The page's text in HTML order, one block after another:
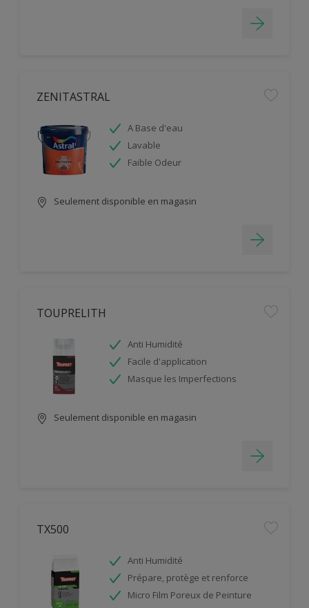
ZENITASTRAL
A Base d'eau
Lavable
Faible Odeur
Seulement disponible en magasin
TOUPRELITH
Anti Humidité
Facile d'application
Masque les Imperfections
Seulement disponible en magasin
TX500
Anti Humidité
Prépare, protège et renforce
Micro Film Poreux de Peinture